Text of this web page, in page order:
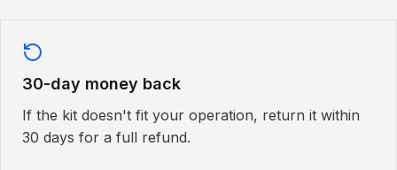
30-day money back
If the kit doesn't fit your operation, return it within
30 days for a full refund.